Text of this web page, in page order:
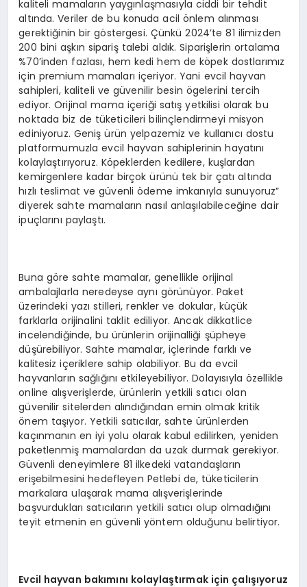
kaliteli mamaların yaygınlaşmasıyla ciddi bir tehdit
altında. Veriler de bu konuda acil önlem alınması
gerektiğinin bir göstergesi. Çünkü 2024’te 81 ilimizden
200 bini aşkın sipariş talebi aldık. Siparişlerin ortalama
%70’inden fazlası, hem kedi hem de köpek dostlarımız
için premium mamaları içeriyor. Yani evcil hayvan
sahipleri, kaliteli ve güvenilir besin ögelerini tercih
ediyor. Orijinal mama içeriği satış yetkilisi olarak bu
noktada biz de tüketicileri bilinçlendirmeyi misyon
ediniyoruz. Geniş ürün yelpazemiz ve kullanıcı dostu
platformumuzla evcil hayvan sahiplerinin hayatını
kolaylaştırıyoruz. Köpeklerden kedilere, kuşlardan
kemirgenlere kadar birçok ürünü tek bir çatı altında
hızlı teslimat ve güvenli ödeme imkanıyla sunuyoruz”
diyerek sahte mamaların nasıl anlaşılabileceğine dair
ipuçlarını paylaştı.
Buna göre sahte mamalar, genellikle orijinal
ambalajlarla neredeyse aynı görünüyor. Paket
üzerindeki yazı stilleri, renkler ve dokular, küçük
farklarla orijinalini taklit ediliyor. Ancak dikkatlice
incelendiğinde, bu ürünlerin orijinalliği şüpheye
düşürebiliyor. Sahte mamalar, içlerinde farklı ve
kalitesiz içeriklere sahip olabiliyor. Bu da evcil
hayvanların sağlığını etkileyebiliyor. Dolayısıyla özellikle
online alışverişlerde, ürünlerin yetkili satıcı olan
güvenilir sitelerden alındığından emin olmak kritik
önem taşıyor. Yetkili satıcılar, sahte ürünlerden
kaçınmanın en iyi yolu olarak kabul edilirken, yeniden
paketlenmiş mamalardan da uzak durmak gerekiyor.
Güvenli deneyimlere 81 ilkedeki vatandaşların
erişebilmesini hedefleyen Petlebi de, tüketicilerin
markalara ulaşarak mama alışverişlerinde
başvurdukları satıcıların yetkili satıcı olup olmadığını
teyit etmenin en güvenli yöntem olduğunu belirtiyor.
Evcil hayvan bakımını kolaylaştırmak için çalışıyoruz